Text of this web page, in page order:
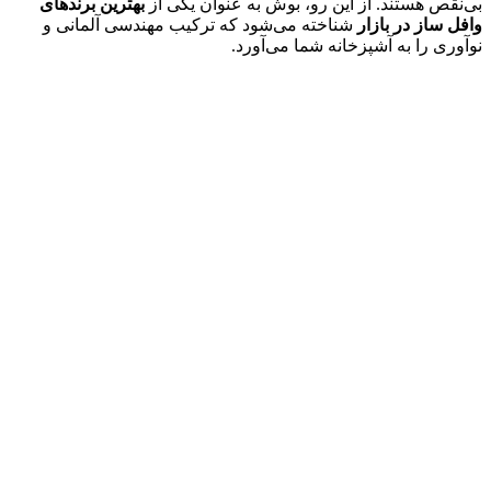
بی‌نقص هستند. از این رو، بوش به عنوان یکی از بهترین برندهای
وافل ساز در بازار شناخته می‌شود که ترکیب مهندسی آلمانی و
نوآوری را به آشپزخانه شما می‌آورد.